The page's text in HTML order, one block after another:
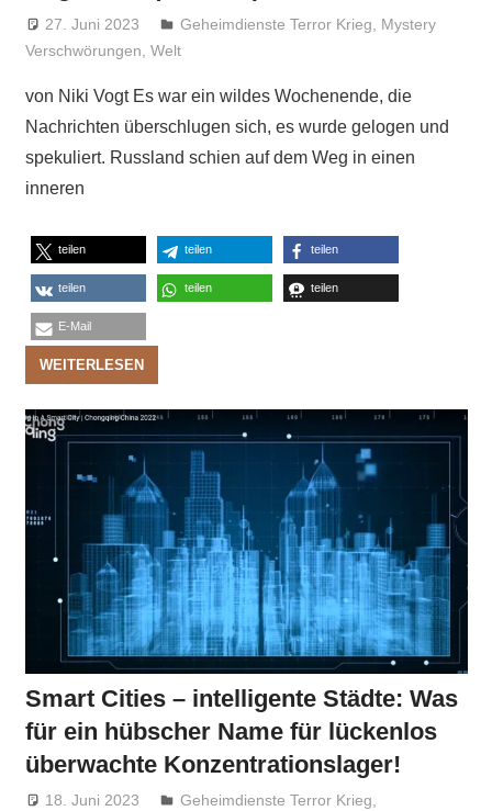
27. Juni 2023 Niki Vogt
Geheimdienste Terror Krieg
Mystery
Verschwörungen Welt
von Niki Vogt Es war ein wildes Wochenende, die
Nachrichten überschlugen sich, es wurde gelogen und
spekuliert. Russland schien auf dem Weg in einen
inneren
teilen teilen teilen
teilen teilen teilen
E-Mail
WEITERLESEN
Smart Cities – intelligente Städte: Was
für ein hübscher Name für lückenlos
überwachte Konzentrationslager!
18. Juni 2023 Niki Vogt
Geheimdienste Terror Krieg,